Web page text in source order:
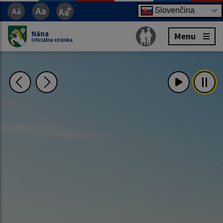
Slovenčina
Nána
Oficiálna stránka Menu